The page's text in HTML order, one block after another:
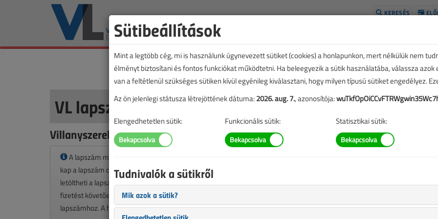
KERESÉS
VL lapszámvásárlás
Villanyszerelők Lapja 2023. júniusi lapszám
A lapszám megvásárlásával korlátlan hozzáférést
kap a lapszám cikkeihez és pdf formátumban
letöltheti a lapszámot. A sikeres online elektronikus
fizetést követően azonnal aktiválódik a hozzáférés a
lapszámhoz. A hozzáférése nem évül el.
Sütibeállítások
Mint a legtöbb cég, mi is használunk úgynevezett sütiket (cookies) a honlapunkon, mert nélkülük nem
élményt biztosítani és fontos funkciókat működtetni. Ha beleegyezik a sütik használatába, válassza azok
van a feltétlenül szükséges sütiken kívül egyénileg kiválasztani, hogy milyen típusú sütiket engedélyez.
Az ön jelenlegi státusza létrejöttének dátuma:2026. aug. 7., azonosítója:
Elengedhetetlen sütik: Funkcionális sütik: Statisztikai sütik:
Tudnivalók a sütikről
Mik azok a sütik?